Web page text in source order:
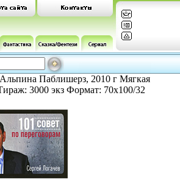
Альпина Паблишерз, 2010 г Мягкая
3000 экз Формат: 70x100/32